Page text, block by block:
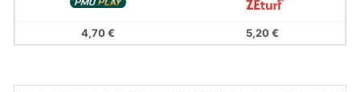
4,70 € 5,20 €